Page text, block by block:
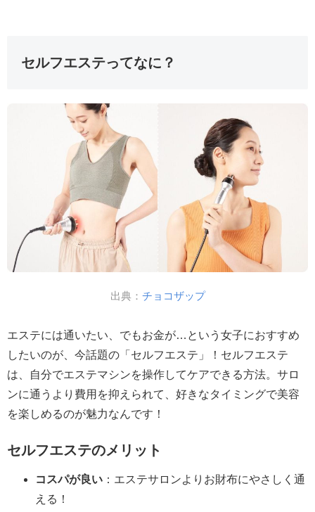
セルフエステってなに？
出典： チョコザップ
エステには通いたい、でもお金が…という女子におすすめ
したいのが、今話題の「セルフエステ」！セルフエステ
は、自分でエステマシンを操作してケアできる方法。サロ
ンに通うより費用を抑えられて、好きなタイミングで美容
を楽しめるのが魅力なんです！
セルフエステのメリット
コスパが良い ：エステサロンよりお財布にやさしく通
える！